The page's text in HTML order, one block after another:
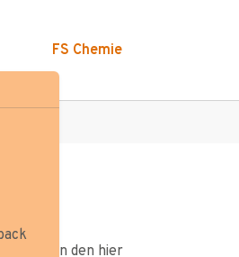
FS Chemie
sich von den hier